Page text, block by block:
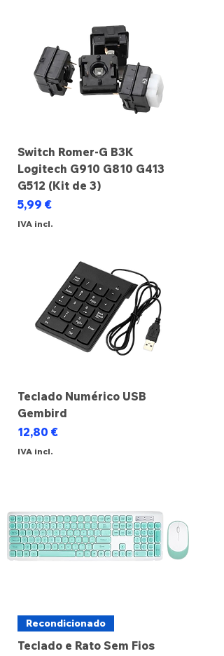
Switch Romer-G B3K
Logitech G910 G810 G413
G512 (Kit de 3)
Preço
5,99 €
IVA incl.
Teclado Numérico USB
Gembird
Preço
12,80 €
IVA incl.
Recondicionado
Teclado e Rato Sem Fios